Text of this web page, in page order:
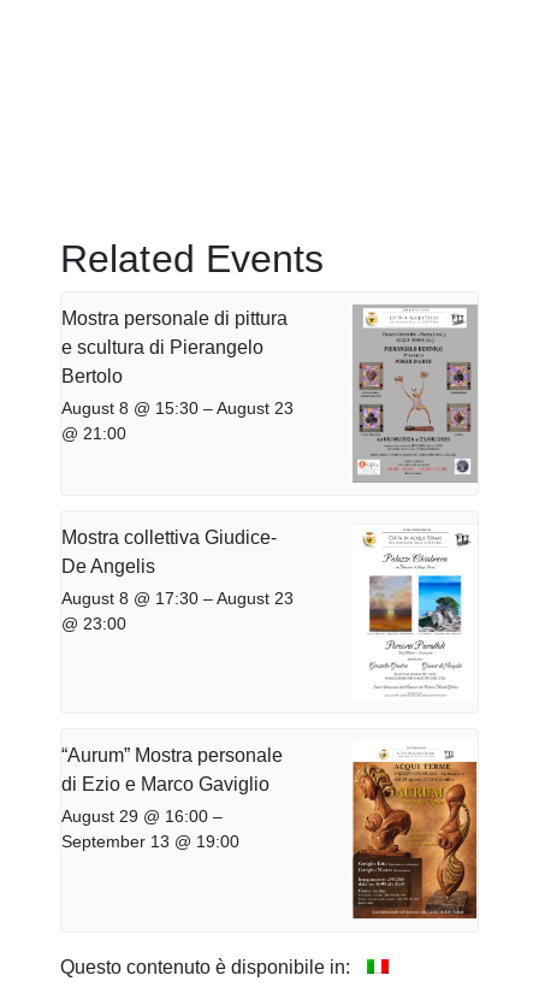
Related Events
Mostra personale di pittura
e scultura di Pierangelo
Bertolo
August 8 @ 15:30 –August 23
@ 21:00
Mostra collettiva Giudice-
De Angelis
August 8 @ 17:30 –August 23
@ 23:00
“Aurum” Mostra personale
di Ezio e Marco Gaviglio
August 29 @ 16:00 –
September 13 @ 19:00
Questo contenuto è disponibile in: